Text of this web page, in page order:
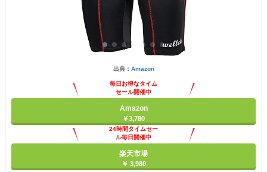
出典： Amazon
毎日お得なタイム
セール開催中
Amazon
￥3,780
24時間タイムセー
ル毎日開催中
楽天市場
￥ 3,980